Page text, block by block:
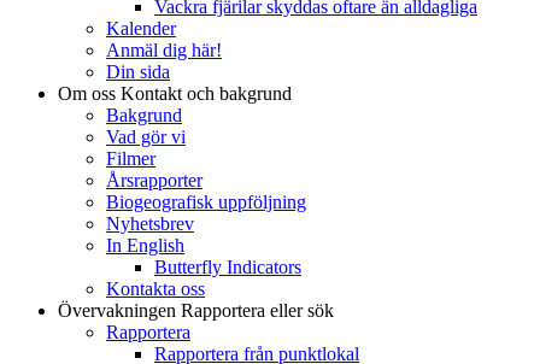
Vackra fjärilar skyddas oftare än alldagliga
Kalender
Anmäl dig här!
Din sida
Om oss Kontakt och bakgrund
Bakgrund
Vad gör vi
Filmer
Årsrapporter
Biogeografisk uppföljning
Nyhetsbrev
In English
Butterfly Indicators
Kontakta oss
Övervakningen Rapportera eller sök
Rapportera
Rapportera från punktlokal